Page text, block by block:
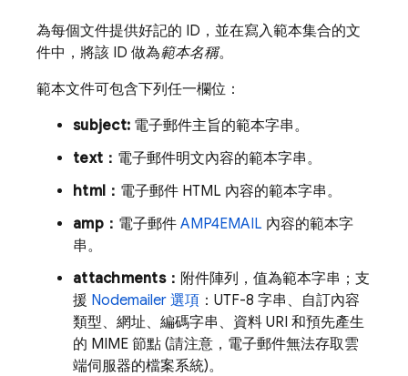
為每個文件提供好記的 ID，並在寫入範本集合的文
件中，將該 ID 做為範本名稱。
範本文件可包含下列任一欄位：
subject: 電子郵件主旨的範本字串。
text： 電子郵件明文內容的範本字串。
html： 電子郵件 HTML 內容的範本字串。
amp： 電子郵件 AMP4EMAIL 內容的範本字
串。
attachments： 附件陣列，值為範本字串；支
援 Nodemailer 選項 ：UTF-8 字串、自訂內容
類型、網址、編碼字串、資料 URI 和預先產生
的 MIME 節點 (請注意，電子郵件無法存取雲
端伺服器的檔案系統)。